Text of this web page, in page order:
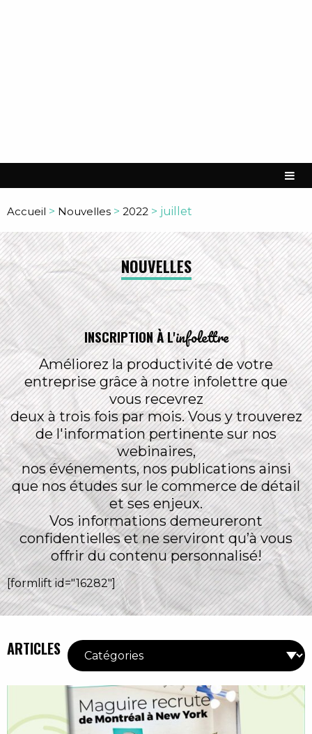
Accueil > Nouvelles > 2022 > juillet
NOUVELLES
INSCRIPTION À L'infolettre
Améliorez la productivité de votre
entreprise grâce à notre infolettre que
vous recevrez
deux à trois fois par mois. Vous y trouverez
de l'information pertinente sur nos
webinaires,
nos événements, nos publications ainsi
que nos études sur le commerce de détail
et ses enjeux.
Vos informations demeureront
confidentielles et ne serviront qu’à vous
offrir du contenu personnalisé!
[formlift id="16282"]
ARTICLES